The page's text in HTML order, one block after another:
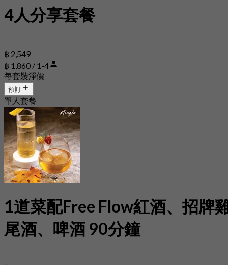
4人分享套餐
฿ 2,549
฿ 1,860 / 1-4
每套裝淨價
預訂
單人套餐
1道菜配Free Flow紅酒、招牌
尾酒、啤酒 90分鐘